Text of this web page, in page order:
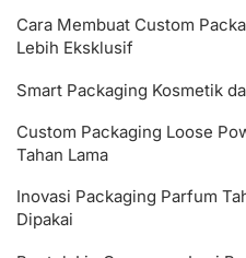
Cara Membuat Custom
Lebih Eksklusif
Smart Packaging Kosmetik
Custom Packaging Loose
Tahan Lama
Inovasi Packaging Parfum
Dipakai